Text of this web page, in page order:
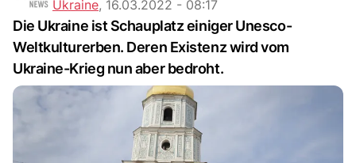
Ukraine, 16.03.2022 - 08:17
Die Ukraine ist Schauplatz einiger Unesco-
Weltkulturerben. Deren Existenz wird vom
Ukraine-Krieg nun aber bedroht.